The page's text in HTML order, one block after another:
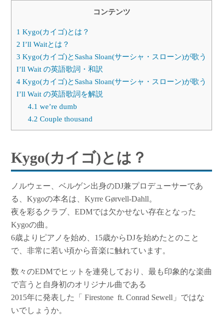
コンテンツ
1 Kygo(カイゴ)とは？
2 I’ll Waitとは？
3 Kygo(カイゴ)とSasha Sloan(サーシャ・スローン)が歌う
I’ll Wait の英語歌詞・和訳
4 Kygo(カイゴ)とSasha Sloan(サーシャ・スローン)が歌う
I’ll Wait の英語歌詞を解説
4.1 we’re dumb
4.2 Couple thousand
Kygo(カイゴ)とは？
ノルウェー、ベルゲン出身のDJ兼プロデューサーであ
る、Kygoの本名は、Kyrre Gørvell-Dahll。
夜を彩るクラブ、EDMでは欠かせない存在となった
Kygoの曲。
6歳よりピアノを始め、15歳からDJを始めたとのこと
で、非常に若い頃から音楽に触れています。
数々のEDMでヒットを連発しており、最も印象的な楽曲
で言うと自身初のオリジナル曲である
2015年に発表した「 Firestone ft. Conrad Sewell」ではな
いでしょうか。